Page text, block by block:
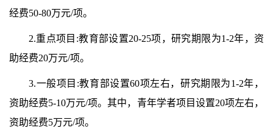
经费50-80万元/项。
2.重点项目:教育部设置20-25项，研究期限为1-2年，资
助经费20万元/项。
3.一般项目:教育部设置60项左右，研究期限为1-2年，
资助经费5-10万元/项。其中，青年学者项目设置20项左右，
资助经费5万元/项。